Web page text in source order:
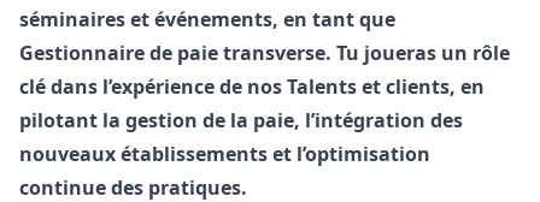
séminaires et événements, en tant que
Gestionnaire de paie transverse. Tu joueras un rôle
clé dans l’expérience de nos Talents et clients, en
pilotant la gestion de la paie, l’intégration des
nouveaux établissements et l’optimisation
continue des pratiques.